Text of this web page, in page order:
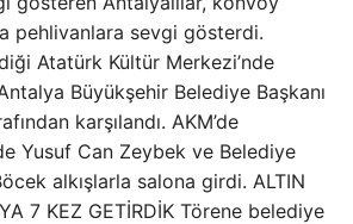
pehlivanlara sevgi gösterdi.
Atatürk Kültür Merkezi’nde
Büyükşehir Belediye Başkanı
karşılandı. AKM’de
Yusuf Can Zeybek ve Belediye
alkışlarla salona girdi. ALTIN
7 KEZ GETİRDİK Törene belediye